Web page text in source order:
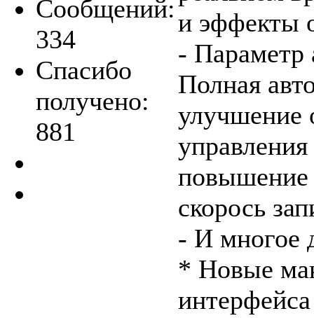
Сообщений:
334
Спасибо
получено:
881
и эффекты
- Параметр
Полная
улучшение
управления
повышение
скорось
- И многое
* Новые
интерфейса